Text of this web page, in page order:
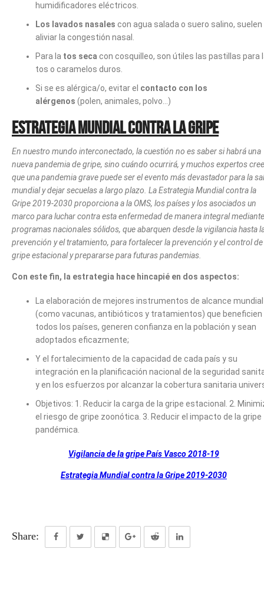
humidificadores eléctricos.
Los lavados nasales con agua salada o suero salino, suelen
aliviar la congestión nasal.
Para la tos seca con cosquilleo, son útiles las pastillas para
tos o caramelos duros.
Si se es alérgica/o, evitar el contacto con los
alérgenos (polen, animales, polvo…)
Estrategia Mundial contra la Gripe
En nuestro mundo interconectado, la cuestión no es saber si habrá una
nueva pandemia de gripe, sino cuándo ocurrirá, y muchos expertos
que una pandemia grave puede ser el evento más devastador para la
mundial y dejar secuelas a largo plazo. La Estrategia Mundial contra la
Gripe 2019-2030 proporciona a la OMS, los países y los asociados un
marco para luchar contra esta enfermedad de manera integral mediante
programas nacionales sólidos, que abarquen desde la vigilancia hasta
prevención y el tratamiento, para fortalecer la prevención y el control de
gripe estacional y prepararse para futuras pandemias.
Con este fin, la estrategia hace hincapié en dos aspectos:
La elaboración de mejores instrumentos de alcance mundial
(como vacunas, antibióticos y tratamientos) que beneficien
todos los países, generen confianza en la población y sean
adoptados eficazmente;
Y el fortalecimiento de la capacidad de cada país y su
integración en la planificación nacional de la seguridad
y en los esfuerzos por alcanzar la cobertura sanitaria
Objetivos: 1. Reducir la carga de la gripe estacional. 2.
el riesgo de gripe zoonótica. 3. Reducir el impacto de la gripe
pandémica.
Vigilancia de la gripe País Vasco 2018-19
Estrategia Mundial contra la Gripe 2019-2030
Share: